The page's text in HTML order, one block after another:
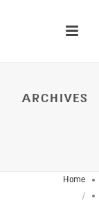
ARCHIVES
Home
/